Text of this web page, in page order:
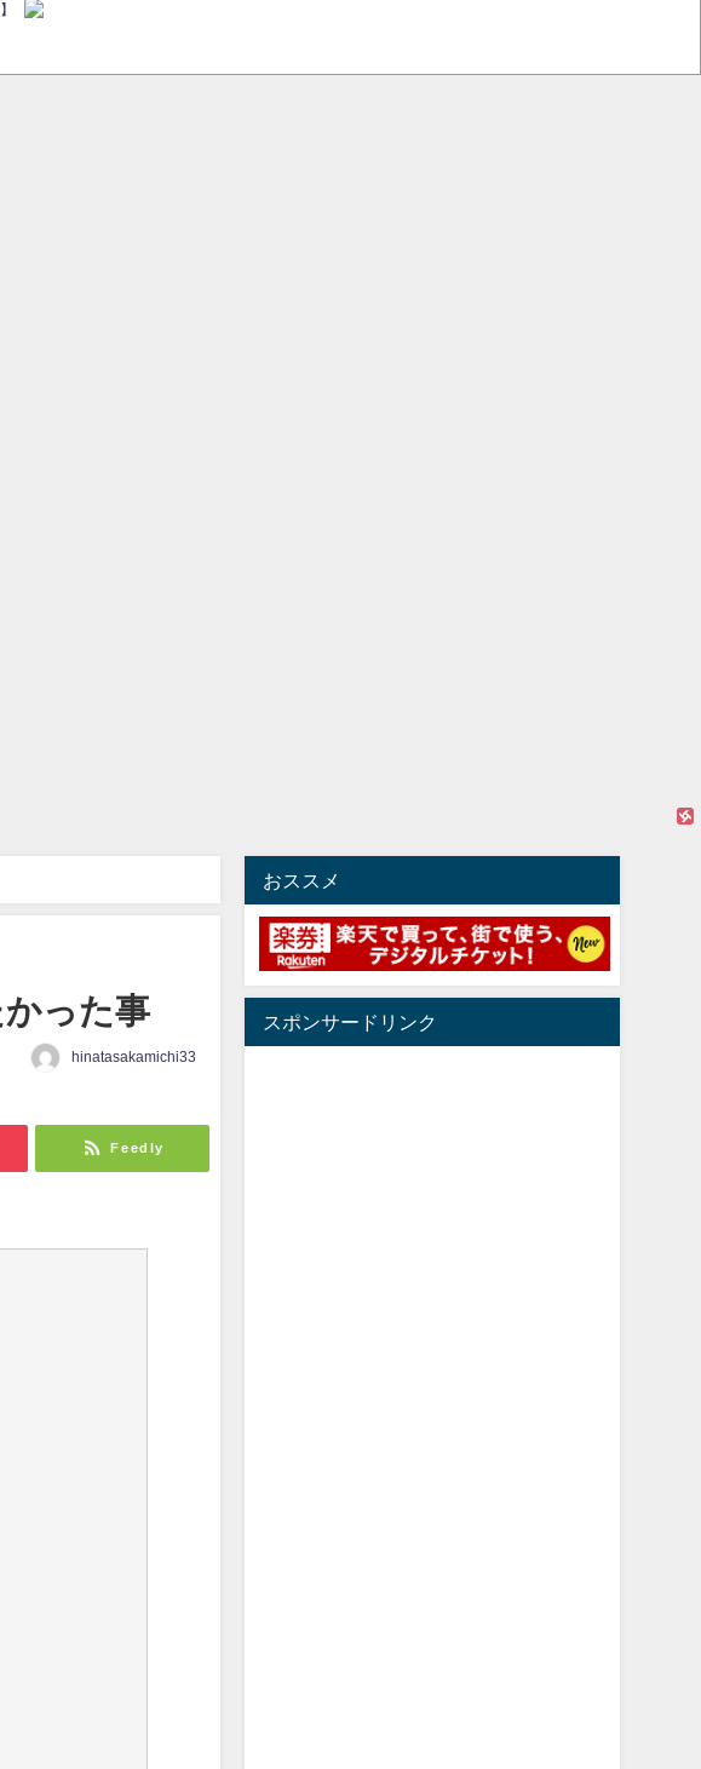
』オフィシャルグッズ絶賛販売受付中
8/6「ラヴィット！」水曜スタジオ出演決定
ードリー若林さんと再会した結果･･･【激レアさんを連れてきた。】
すか？
った事
hinatasakamichi33
Feedly
おススメ
スポンサードリンク